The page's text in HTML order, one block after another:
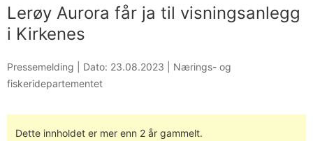
Lerøy Aurora får ja til visningsanlegg
i Kirkenes
Pressemelding | Dato: 23.08.2023
Nærings- og
fiskeridepartementet
Dette innholdet er mer enn 2 år gammelt.